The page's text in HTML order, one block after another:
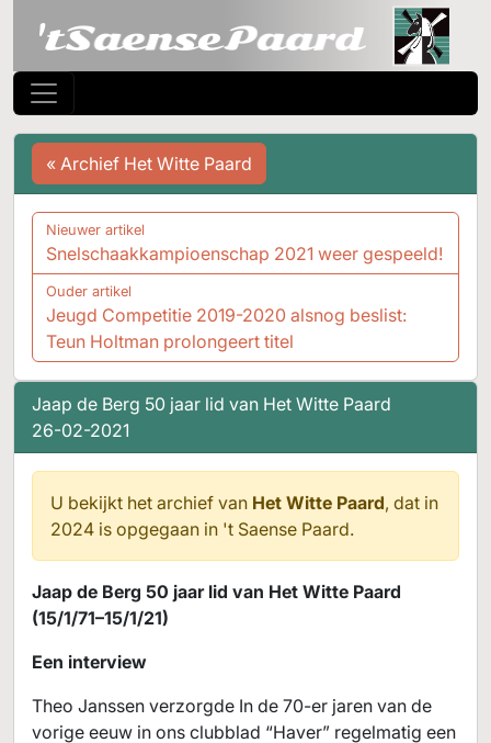
Jaap de Berg 50 jaar lid van Het Witte Paard
26-02-2021
U bekijkt het archief van Het Witte Paard, dat in
2024 is opgegaan in 't Saense Paard.
Jaap de Berg 50 jaar lid van Het Witte Paard
(15/1/71–15/1/21)
Een interview
Theo Janssen verzorgde In de 70-er jaren van de
vorige eeuw in ons clubblad “Haver” regelmatig een
« Archief Het Witte Paard
Nieuwer artikel
Snelschaakkampioenschap 2021 weer gespeeld!
Ouder artikel
Jeugd Competitie 2019-2020 alsnog beslist:
Teun Holtman prolongeert titel